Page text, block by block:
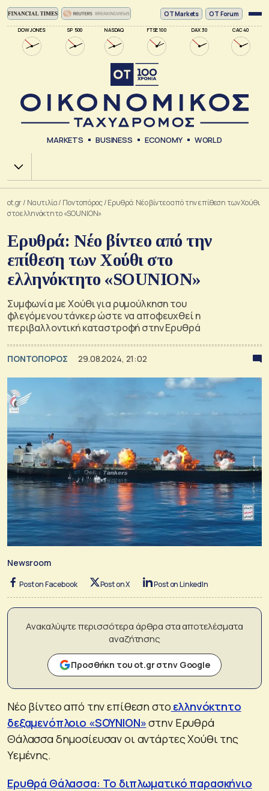
DOW JONES SP 500 NASDAQ FTSE 100 DAX 30 CAC 40
ΟΤ Markets OT Forum
MARKETS BUSINESS ECONOMY WORLD
Χ.Α.
ot.gr/ Ναυτιλία/ Ποντοπόρος/Ερυθρά: Νέο βίντεο από την επίθεση των Χούθι
στο ελληνόκτητο «SOUNION»
Ερυθρά: Νέο βίντεο από την
επίθεση των Χούθι στο
ελληνόκτητο «SOUNION»
Συμφωνία με Χούθι για ρυμούλκηση του
φλεγόμενου τάνκερ ώστε να αποφευχθεί η
περιβαλλοντική καταστροφή στην Ερυθρά
ΠΟΝΤΟΠΟΡΟΣ 29.08.2024, 21:02
Newsroom
Post on Facebook Post on X Post on LinkedIn
Ανακαλύψτε περισσότερα άρθρα στα αποτελέσματα
αναζήτησης
Προσθήκη του ot.gr στην Google
Νέο βίντεο από την επίθεση στο ελληνόκτητο
δεξαμενόπλοιο «SOYNION»στην Ερυθρά
Θάλασσα δημοσίευσαν οι αντάρτες Χούθι της
Υεμένης.
Ερυθρά Θάλασσα: Το διπλωματικό παρασκήνιο